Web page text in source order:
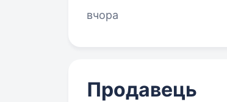
вчора
Продавець